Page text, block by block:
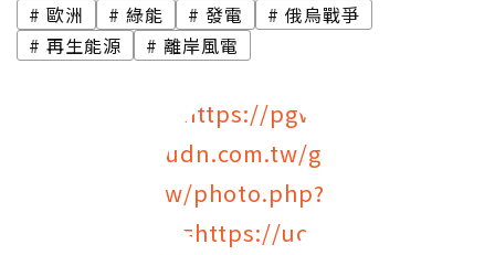
歐洲 綠能 發電
俄烏戰爭
再生能源
離岸風電